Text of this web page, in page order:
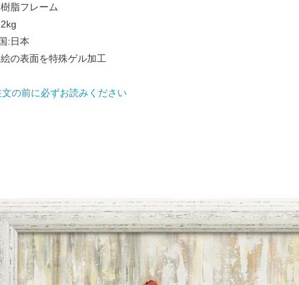
脂フレーム
:日本
の表面を特殊ゲル加工
の前に必ずお読みください